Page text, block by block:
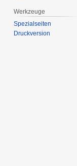
Werkzeuge
Spezialseiten
Druckversion